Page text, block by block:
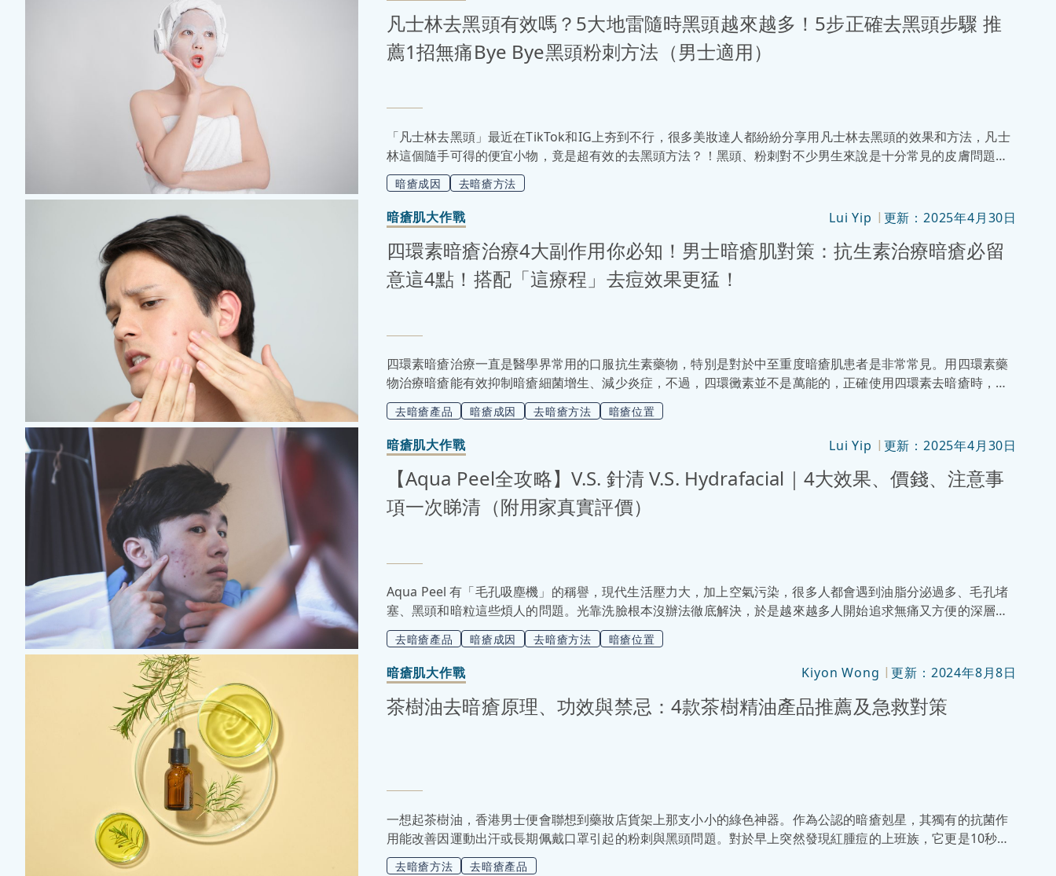
凡士林去黑頭有效嗎？5大地雷隨時黑頭越來越多！5步正確去黑頭步驟 推
薦1招無痛Bye Bye黑頭粉刺方法（男士適用）
「凡士林去黑頭」最近在TikTok和IG上夯到不行，很多美妝達人都紛紛分享用凡士林去黑頭的效果和方法，凡士
林這個隨手可得的便宜小物，竟是超有效的去黑頭方法？！黑頭、粉刺對不少男生來說是十分常見的皮膚問題，
黑頭粉刺問題如此頑固，真的能靠凡士林徹底搞定嗎？凡士林去黑頭的效果是否真的像網路傳言那麼神奇有效？
如果你也想試試又擔心踩雷，別急！即來看看凡士林去黑頭的原理、正確用法和步驟，我們還整理了5大「雷
區」，以及分享1招男士也適用的無痛去黑頭方法！
暗瘡成因 去暗瘡方法
暗瘡肌大作戰 Lui Yip | 更新：2025年4月30日
四環素暗瘡治療4大副作用你必知！男士暗瘡肌對策：抗生素治療暗瘡必留
意這4點！搭配「這療程」去痘效果更猛！
四環素暗瘡治療一直是醫學界常用的口服抗生素藥物，特別是對於中至重度暗瘡肌患者是非常常見。用四環素藥
物治療暗瘡能有效抑制暗瘡細菌增生、減少炎症，不過，四環黴素並不是萬能的，正確使用四環素去暗瘡時，並
配合其他暗瘡治療方法，比如果酸換膚或激光治療，不僅能提升去痘效果，還能幫助修復肌膚屏障，讓不少男性
成功擺脫痘痘復發的困擾。此外，選擇專業醫生進行個性化治療，搭配健康飲食和規律的生活方式，才能真正改
善膚質，減少重覆生暗瘡的問題，重拾健康無痘肌膚！
去暗瘡產品 暗瘡成因 去暗瘡方法 暗瘡位置
暗瘡肌大作戰 Lui Yip | 更新：2025年4月30日
【Aqua Peel全攻略】V.S. 針清 V.S. Hydrafacial｜4大效果、價錢、注意事
項一次睇清（附用家真實評價）
Aqua Peel 有「毛孔吸塵機」的稱譽，現代生活壓力大，加上空氣污染，很多人都會遇到油脂分泌過多、毛孔堵
塞、黑頭和暗粒這些煩人的問題。光靠洗臉根本沒辦法徹底解決，於是越來越多人開始追求無痛又方便的深層清
潔技術。Aqua Peel 憑藉它溫和又高效的深層清潔方式，成為改善膚質的熱門選擇，而且相比傳統針清或
Hydrafacial，它還有自己的獨特優勢！接下來，我們會聊聊它的原理、效果以及整個療程過程，幫助你找到最適
合自己的護膚方案！
去暗瘡產品 暗瘡成因 去暗瘡方法 暗瘡位置
暗瘡肌大作戰 Kiyon Wong 更新：2024年8月8日
茶樹油去暗瘡原理、功效與禁忌：4款茶樹精油產品推薦及急救對策
一想起茶樹油，香港男士便會聯想到藥妝店貨架上那支小小的綠色神器。作為公認的暗瘡剋星，其獨有的抗菌作
用能改善因運動出汗或長期佩戴口罩引起的粉刺與黑頭問題。對於早上突然發現紅腫痘的上班族，它更是10秒急
救的首選！本文將解析茶樹油去暗瘡原理、男士使用禁忌，並對比香港熱賣的茶樹精油產品，助你今晚消炎、明
去暗瘡方法 去暗瘡產品